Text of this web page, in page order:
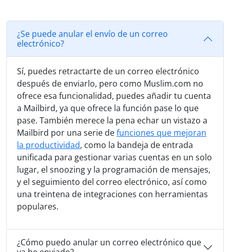
¿Se puede anular el envío de un correo
electrónico?
Sí, puedes retractarte de un correo electrónico
después de enviarlo, pero como Muslim.com no
ofrece esa funcionalidad, puedes añadir tu cuenta
a Mailbird, ya que ofrece la función pase lo que
pase. También merece la pena echar un vistazo a
Mailbird por una serie defunciones que mejoran
la productividad, como la bandeja de entrada
unificada para gestionar varias cuentas en un solo
lugar, el snoozing y la programación de mensajes,
y el seguimiento del correo electrónico, así como
una treintena de integraciones con herramientas
populares.
¿Cómo puedo anular un correo electrónico que